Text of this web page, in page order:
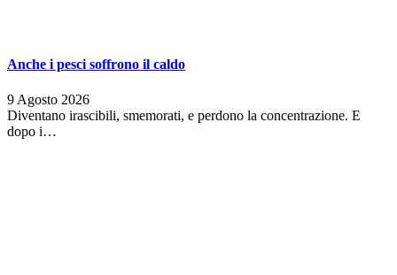
Anche i pesci soffrono il caldo
9 Agosto 2026
Diventano irascibili, smemorati, e perdono la concentrazione. E
dopo i…